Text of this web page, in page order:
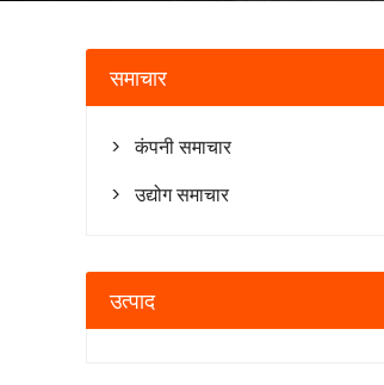
समाचार
 कंपनी समाचार
 उद्योग समाचार
उत्पाद